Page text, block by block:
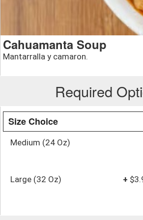
Cahuamanta Soup
Mantarralla y camaron.
Required
Size Choice
Medium (24 Oz)
Large (32 Oz) +